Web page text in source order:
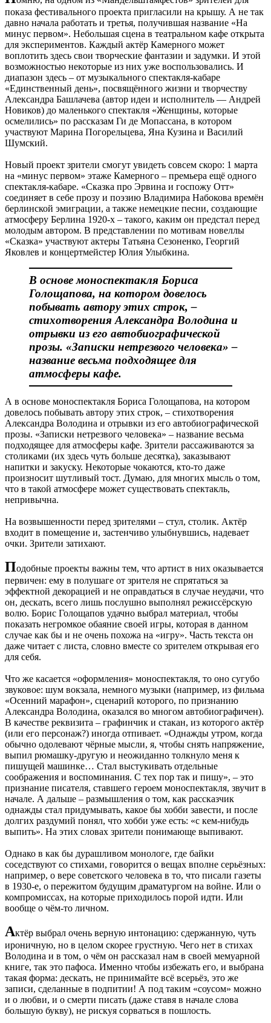
показа фестивального проекта пригласили на крышу. А не так
давно начала работать и третья, получившая название «На
минус первом». Небольшая сцена в театральном кафе открыта
для экспериментов. Каждый актёр Камерного может
воплотить здесь свои творческие фантазии и задумки. И этой
возможностью некоторые из них уже воспользовались. И
диапазон здесь – от музыкального спектакля-кабаре
«Единственный день», посвящённого жизни и творчеству
Александра Башлачева (автор идеи и исполнитель — Андрей
Новиков) до маленького спектакля «Женщины, которые
осмелились» по рассказам Ги де Мопассана, в котором
участвуют Марина Погорельцева, Яна Кузина и Василий
Шумский.
Новый проект зрители смогут увидеть совсем скоро: 1 марта
на «минус первом» этаже Камерного – премьера ещё одного
спектакля-кабаре. «Сказка про Эрвина и госпожу Отт»
соединяет в себе прозу и поэзию Владимира Набокова времён
берлинской эмиграции, а также немецкие песни, создающие
атмосферу Берлина 1920-х – такого, каким он предстал перед
молодым автором. В представлении по мотивам новеллы
«Сказка» участвуют актеры Татьяна Сезоненко, Георгий
Яковлев и концертмейстер Юлия Улыбкина.
В основе моноспектакля Бориса
Голощапова, на котором довелось
побывать автору этих строк, –
стихотворения Александра Володина и
отрывки из его автобиографической
прозы. «Записки нетрезвого человека» –
название весьма подходящее для
атмосферы кафе.
А в основе моноспектакля Бориса Голощапова, на котором
довелось побывать автору этих строк, – стихотворения
Александра Володина и отрывки из его автобиографической
прозы. «Записки нетрезвого человека» – название весьма
подходящее для атмосферы кафе. Зрители рассаживаются за
столиками (их здесь чуть больше десятка), заказывают
напитки и закуску. Некоторые чокаются, кто-то даже
произносит шутливый тост. Думаю, для многих мысль о том,
что в такой атмосфере может существовать спектакль,
непривычна.
На возвышенности перед зрителями – стул, столик. Актёр
входит в помещение и, застенчиво улыбнувшись, надевает
очки. Зрители затихают.
Подобные проекты важны тем, что артист в них оказывается
первичен: ему в полушаге от зрителя не спрятаться за
эффектной декорацией и не оправдаться в случае неудачи, что
он, дескать, всего лишь послушно выполнял режиссёрскую
волю. Борис Голощапов удачно выбрал материал, чтобы
показать негромкое обаяние своей игры, которая в данном
случае как бы и не очень похожа на «игру». Часть текста он
даже читает с листа, словно вместе со зрителем открывая его
для себя.
Что же касается «оформления» моноспектакля, то оно сугубо
звуковое: шум вокзала, немного музыки (например, из фильма
«Осенний марафон», сценарий которого, по признанию
Александра Володина, оказался во многом автобиографичен).
В качестве реквизита – графинчик и стакан, из которого актёр
(или его персонаж?) иногда отпивает. «Однажды утром, когда
обычно одолевают чёрные мысли, я, чтобы снять напряжение,
выпил рюмашку-другую и неожиданно толкнуло меня к
пишущей машинке… Стал выстукивать отдельные
соображения и воспоминания. С тех пор так и пишу», – это
признание писателя, ставшего героем моноспектакля, звучит в
начале. А дальше – размышления о том, как рассказчик
однажды стал придумывать, какое бы хобби завести, и после
долгих раздумий понял, что хобби уже есть: «с кем-нибудь
выпить». На этих словах зрители понимающе выпивают.
Однако в как бы дурашливом монологе, где байки
соседствуют со стихами, говорится о вещах вполне серьёзных:
например, о вере советского человека в то, что писали газеты
в 1930-е, о пережитом будущим драматургом на войне. Или о
компромиссах, на которые приходилось порой идти. Или
вообще о чём-то личном.
Актёр выбрал очень верную интонацию: сдержанную, чуть
ироничную, но в целом скорее грустную. Чего нет в стихах
Володина и в том, о чём он рассказал нам в своей мемуарной
книге, так это пафоса. Именно чтобы избежать его, и выбрана
такая форма: дескать, не принимайте всё всерьёз, это же
записи, сделанные в подпитии! А под таким «соусом» можно
и о любви, и о смерти писать (даже ставя в начале слова
большую букву), не рискуя сорваться в пошлость.